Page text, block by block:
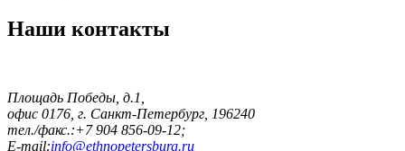
Наши контакты
Площадь Победы, д.1,
офис 0176, г. Санкт-Петербург, 196240
тел./факс.:+7 904 856-09-12;
E-mail:info@ethnopetersburg.ru